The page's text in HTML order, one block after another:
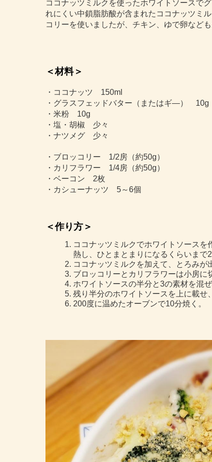
ココナッツミルクを使ったホワイトソースで
れにくい中鎖脂肪酸が含まれたココナッツミ
コリーを使いましたが、チキン、ゆで卵など
＜材料＞
・ココナッツ 150ml
・グラスフェッドバター（またはギ―） 10g
・米粉 10g
・塩・胡椒 少々
・ナツメグ 少々
・ブロッコリー 1/2房（約50g）
・カリフラワー 1/4房（約50g）
・ベーコン 2枚
・カシューナッツ 5～6個
＜作り方＞
ココナッツミルクでホワイトソース
熱し、ひとまとまりになるくらいまで2
ココナッツミルクを加えて、とろみが
ブロッコリーとカリフラワーは小房に
ホワイトソースの半分と3の素材を混
残り半分のホワイトソースを上に載せ
200度に温めたオーブンで10分焼く。